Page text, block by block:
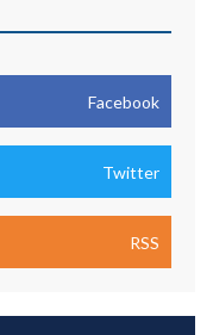
Facebook
Twitter
RSS